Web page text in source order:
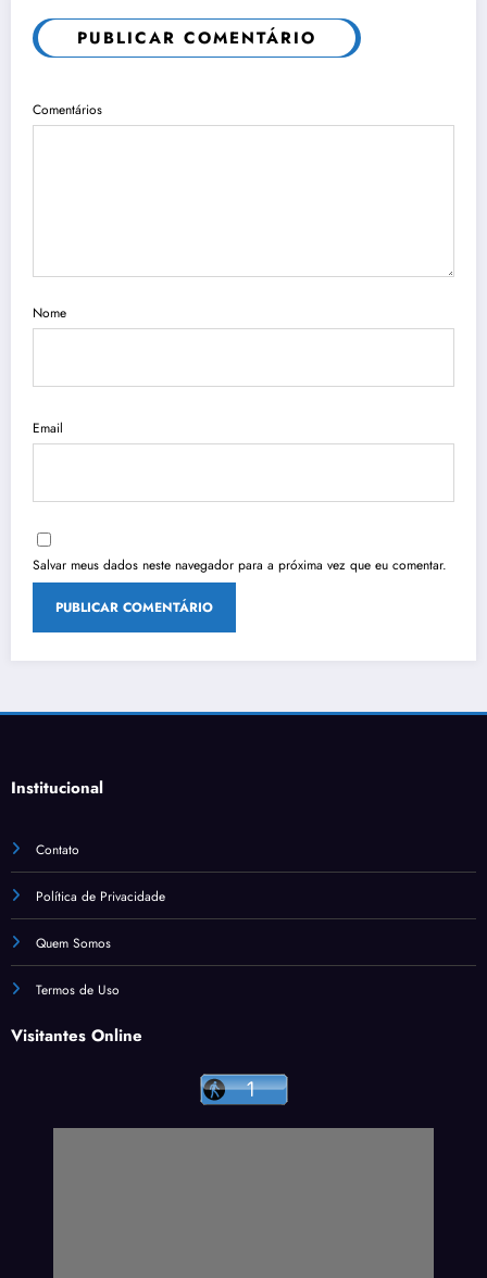
PUBLICAR COMENTÁRIO
Comentários
Nome
Email
Salvar meus dados neste navegador para a próxima vez que eu comentar.
Institucional
Contato
Política de Privacidade
Quem Somos
Termos de Uso
Visitantes Online